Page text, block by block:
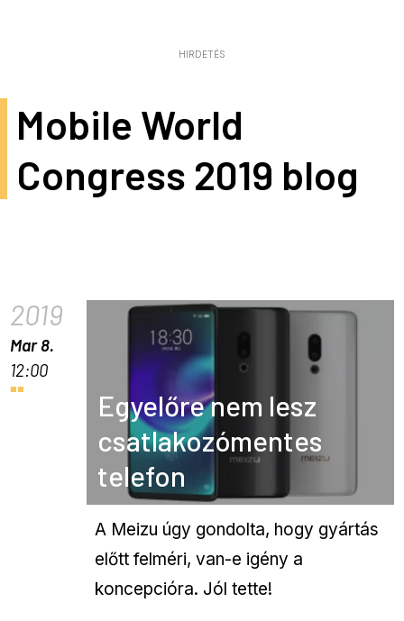
HIRDETÉS
Mobile World
Congress 2019 blog
2019
Mar 8.
12:00
Egyelőre nem lesz
csatlakozómentes
telefon
A Meizu úgy gondolta, hogy gyártás
előtt felméri, van-e igény a
koncepcióra. Jól tette!